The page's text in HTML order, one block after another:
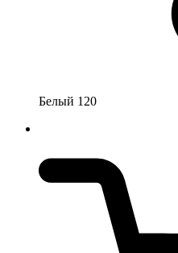
Белый 120